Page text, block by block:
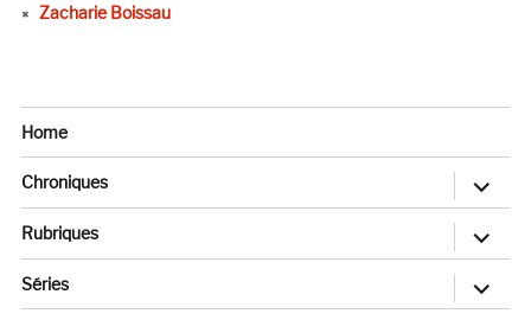
Zacharie Boissau
Home
Chroniques
ouvrir
le
sous-
menu
Rubriques
ouvrir
sous-
menu
Séries
ouvrir
sous-